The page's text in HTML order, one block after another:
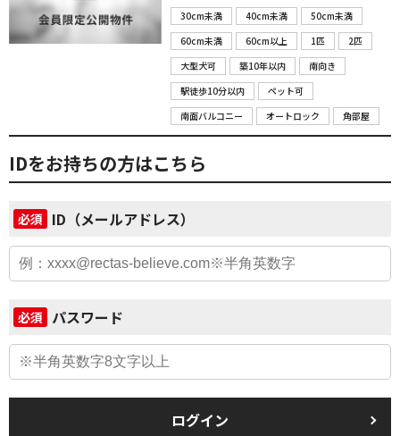
30cm未満
40cm未満
50cm未満
60cm未満
60cm以上 1匹
2匹
大型犬可
築10年以内
南向き
駅徒歩10分以内
ペット可
南面バルコニー
オートロック 角部屋
IDをお持ちの方はこちら
必須 ID（メールアドレス）
必須 パスワード
ログイン